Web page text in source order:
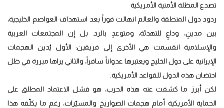
تصدع المظلة الأمنية الأمريكية
ردود دول المنطقة والعالم انهالت فوراً بعد استهداف العواصم الخليجية،
بين مدينٍ، وداعٍ للتهدئة، ومتوعدٍ بالرد. بل إن المجتمعات العربية
والإسلامية انقسمت هي الأخرى إلى فريقين: الأول يُدين الهجمات
الإيرانية على دول الخليج ويعتبرها عدواناً سافراً، والثاني يراها مبررة في ظل
احتضان هذه الدول للقواعد الأمريكية.
لكن أبرز ما كشفت عنه هذه الحرب، هو فشل الاعتماد المطلق على
الحماية الأمريكية أمام هجمات الصواريخ والمسيّرات، رغم ما يكلّفه هذا